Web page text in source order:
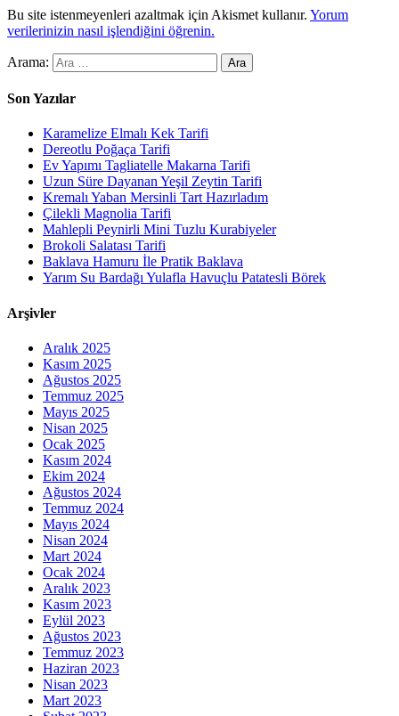
Bu site istenmeyenleri azaltmak için Akismet kullanır. Yorum
verilerinizin nasıl işlendiğini öğrenin.
Arama:
Son Yazılar
Karamelize Elmalı Kek Tarifi
Dereotlu Poğaça Tarifi
Ev Yapımı Tagliatelle Makarna Tarifi
Uzun Süre Dayanan Yeşil Zeytin Tarifi
Kremalı Yaban Mersinli Tart Hazırladım
Çilekli Magnolia Tarifi
Mahlepli Peynirli Mini Tuzlu Kurabiyeler
Brokoli Salatası Tarifi
Baklava Hamuru İle Pratik Baklava
Yarım Su Bardağı Yulafla Havuçlu Patatesli Börek
Arşivler
Aralık 2025
Kasım 2025
Ağustos 2025
Temmuz 2025
Mayıs 2025
Nisan 2025
Ocak 2025
Kasım 2024
Ekim 2024
Ağustos 2024
Temmuz 2024
Mayıs 2024
Nisan 2024
Mart 2024
Ocak 2024
Aralık 2023
Kasım 2023
Eylül 2023
Ağustos 2023
Temmuz 2023
Haziran 2023
Nisan 2023
Mart 2023